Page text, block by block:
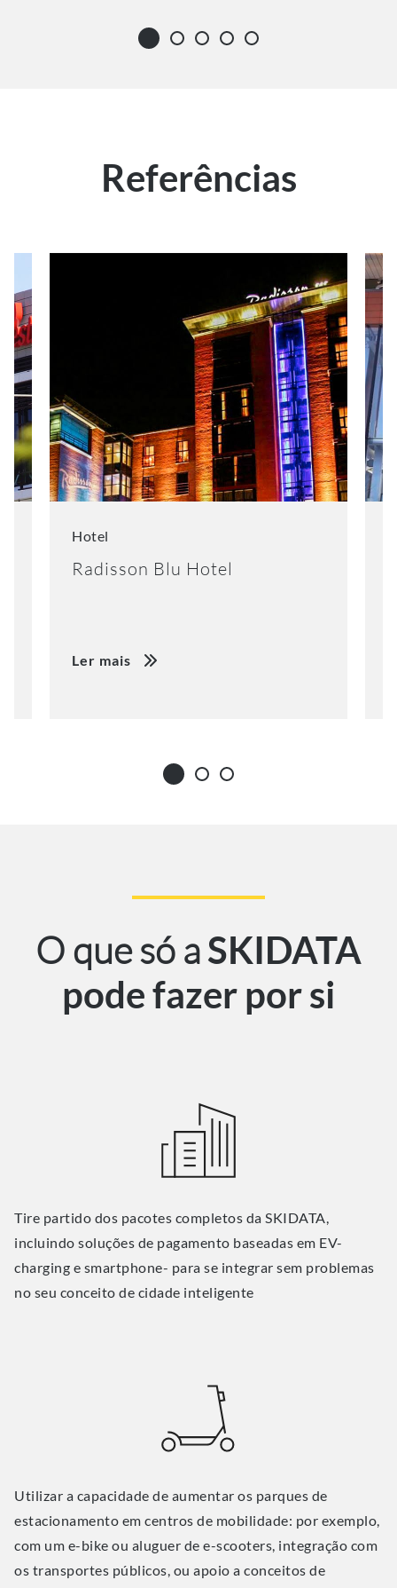
Referências
Hotel
Radisson Blu Hotel
Ler mais
O que só aSKIDATA
pode fazer por si
Tire partido dos pacotes completos da SKIDATA,
incluindo soluções de pagamento baseadas em EV-
charging e smartphone- para se integrar sem problemas
no seu conceito de cidade inteligente
Utilizar a capacidade de aumentar os parques de
estacionamento em centros de mobilidade: por exemplo,
com um e-bike ou aluguer de e-scooters, integração com
os transportes públicos, ou apoio a conceitos de